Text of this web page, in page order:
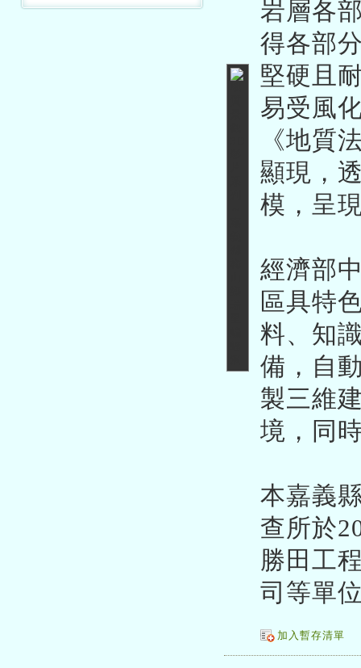
岩層各
得各部
堅硬且
易受風
《地質
顯現，
模，呈
經濟部
區具特
料、知
備，自
製三維
境，同
本嘉義
查所於
勝田工
司等單
加入暫存清單